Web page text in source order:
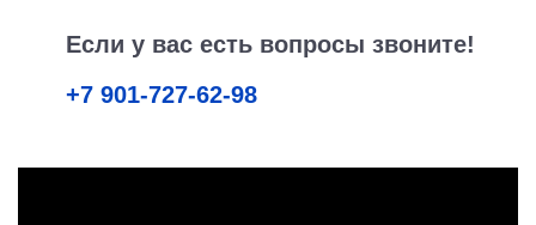
Если у вас есть вопросы звоните!
+7 901-727-62-98